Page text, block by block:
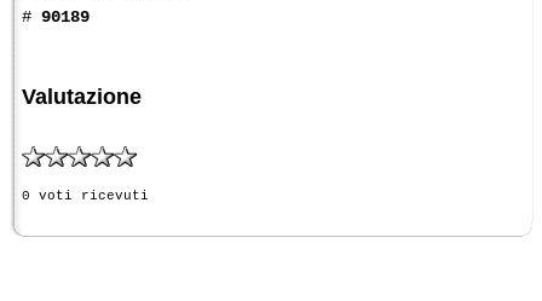
# 90189
Valutazione
0 voti ricevuti